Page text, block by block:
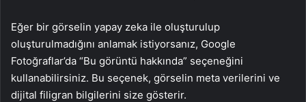
Eğer bir görselin yapay zeka ile oluşturulup
oluşturulmadığını anlamak istiyorsanız, Google
Fotoğraflar’da “Bu görüntü hakkında” seçeneğini
kullanabilirsiniz. Bu seçenek, görselin meta verilerini ve
dijital filigran bilgilerini size gösterir.